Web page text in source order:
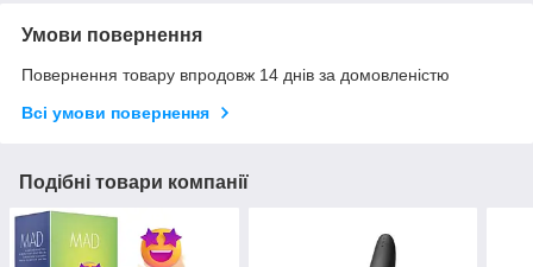
Умови повернення
Повернення товару впродовж 14 днів за домовленістю
Всі умови повернення
Подібні товари компанії